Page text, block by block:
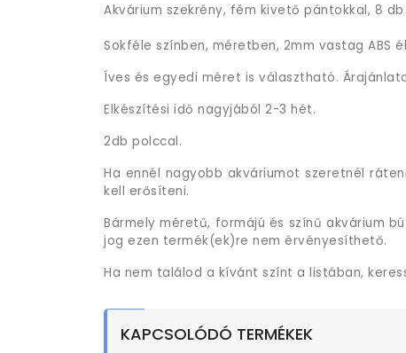
Akvárium szekrény, fém kivető pántokkal, 8
Sokféle színben, méretben, 2mm vastag ABS
Íves és egyedi méret is választható.
Elkészítési idő nagyjából 2-3 hét.
2db polccal.
Ha ennél nagyobb akváriumot szeretnél
kell erősíteni.
Bármely méretű, formájú és színű akvárium
jog ezen termék(ek)re nem érvényesíthető.
Ha nem találod a kívánt színt a listában,
KAPCSOLÓDÓ TERMÉKEK